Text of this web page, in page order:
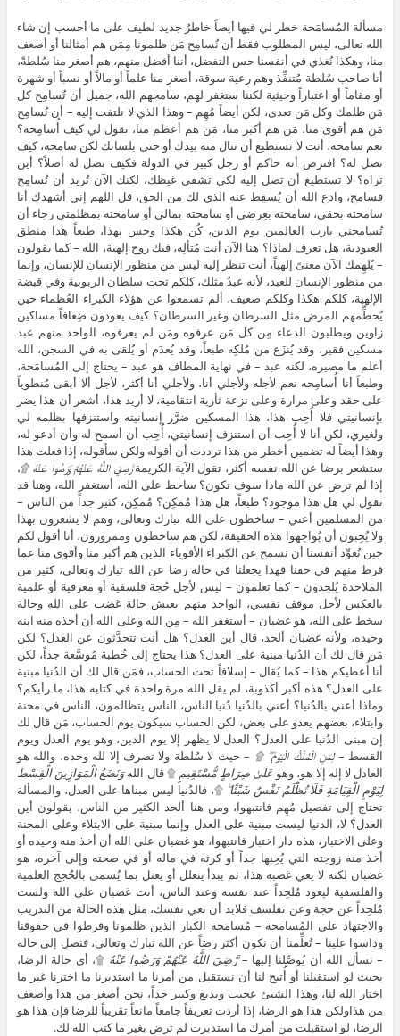
مسألة المُسامَحة خطر لي فيها أيضاً خاطرٌ جديد لطيف على ما أحسب إن شاء
الله تعالى، ليس المطلوب فقط أن نُسامِح مَن ظلمونا مِمَن هم أمثالنا أو أضعف
منا، وهكذا نُغذي في أنفسنا حس التفضل، أننا أفضل منهم، هم أصغر منا سُلطةً،
أنا صاحب سُلطة مُتنفِّذ وهم رعية سوقة، أصغر منا علماً أو مالاً أو نسباً أو شهرة
أو مقاماً أو اعتباراً وحيثية لكننا سنغفر لهم، سامحهم الله، جميل أن تُسامِح كل
مَن ظلمك وكل مَن تعدى، لكن أيضاً مُهِم – وهذا الذي لا نلتفت إليه – أن نُسامِح
مَن هم أقوى منا، مَن هم أكبر منا، مَن هم أعظم منا، تقول لي كيف أُسامِحه؟
نعم سامحه، أنت لا تستطيع أن تنال منه بيدك أو حتى بلسانك لكن سامحه، كيف
تصل له؟ افترض أنه حاكم أو رجل كبير في الدولة فكيف تصل له أصلاً؟ أين
تراه؟ لا تستطيع أن تصل إليه لكي تشفي غيظك، لكنك الآن تُريد أن تُسامِح
فسامح، وادع الله أن يُسقِط عنه الذي لك من الحق، قل اللهم إني أشهدك أنا
سامحته بحقي، سامحته بعِرضي أو سامحته بمالي أو سامحته بمظلمتي رجاء أن
تُسامحني يارب العالمين يوم الدين، كُن هكذا وحس بهذا، طبعاً هذا منطق
العبودية، هل تعرف لماذا؟ هنا الآن أنت مُتألِه، فيك روح إلهية، الله – كما يقولون
– يُلهِمك الآن معنىً إلهياً، أنت تنظر إليه ليس من منظور الإنسان للإنسان، وإنما
من منظور الإنسان للعبد، لأنه عبدٌ مثلك، كلكم تحت سلطان الربوبية وفي قبضة
الإلهية، كلكم هكذا وكلكم ضعيف، ألم تسمعوا عن هؤلاء الكبراء العُظماء حين
يُحطِّمهم المرض مثل السرطان وغير السرطان؟ كيف يعودون ضِعافاً مساكين
زاوين ويطلبون الدعاء مِن كل مَن عرفوه ومَن لم يعرفوه، الواحد منهم عبد
مسكين فقير، وقد يُنزَع من مُلكِه طبعاً، وقد يُعدَم أو يُلقى به في السجن، الله
أعلم ما مصيره، لكنه عبد – في نهاية المطاف هو عبد – يحتاج إلى المُسامَحة،
وطبعاً أنا أُسامِحه نعم لأجله ولأجلي أنا، ولأجلي أنا أكثر، لأجل ألا أبقى مُنطوياً
على حقد وعلى مرارة وعلى نزعة ثأرية انتقامية، لا أريد هذا، أشعر أن هذا يضر
بإنسانيتي فلا أُحِب هذا، هذا المسكين ضرَّر إنسانيته واستنزفها بظلمه لي
ولغيري، لكن أنا لا أُحِب أن استنزف إنسانيتي، أُحِب أن أسمح له وأن أدعو له،
وهذا أيضاً له تضمين أخطر من هذا ترددت أن أقوله ولكن سأقوله، إذا فعلت هذا
ستشعر برضا عن الله نفسه أكثر، تقول الآية الكريمةرَّضِيَ اللَّهُ عَنْهُمْ وَرَضُوا عَنْهُ ۩،
إذا لم ترض عن الله ماذا سوف تكون؟ ساخط على الله، أستغفر الله، وهنا قد
تقول لي هل هذا موجود؟ طبعاً، هل هذا مُمكِن؟ مُمكِن، كثير جداً من الناس –
من المسلمين أعني – ساخطون على الله تبارك وتعالى، وهم لا يشعرون بهذا
ولا يُحِبون أن يُواجِهوا هذه الحقيقة، لكن هم ساخطون وممرورون، أنا أقول لكم
حين نُعوِّد أنفسنا أن نسمح عن الكبراء الأقوياء الذين هم أكبر منا وأقوى منا عما
فرط منهم في حقنا فهذا يجعلنا في حالة رضا عن الله تبارك وتعالى، كثير من
الملاحدة يُلحِدون – كما تعلمون – ليس لأجل حُجة فلسفية أو معرفية أو علمية
بالعكس لأجل موقف نفسي، الواحد منهم يعيش حالة غضب على الله وحالة
سخط على الله، هو غضبان – أستغفر الله – مِن الله وعلى الله أن أخذه منه ابنه
وحيده، ولأنه غضبان ألحد، قال أين العدل؟ هل أنت تتحدَّثون عن العدل؟ لكن
مَن قال لك أن الدُنيا مبنية على العدل؟ هذا يحتاج إلى خُطبة مُوسَّعة جداً، لكن
أنا أُعطيكم هذا – كما يُقال – إسلافاً تحت الحساب، فمَن قال لك أن الدُنيا مبنية
على العدل؟ هذه أكبر أكذوبة، لم يقل الله مرة واحدة في كتابه هذا، ما رأيكم؟
وماذا أعني بالدُنيا؟ أعني بالدُنيا دُنيا الناس، الناس يتظالمون، الناس في محنة
وابتلاء، بعضهم يعدو على بعض، لكن الحساب سيكون يوم الحساب، مَن قال لك
إن مبنى الدُنيا على العدل؟ العدل لا يظهر إلا يوم الدين، وهو يوم العدل ويوم
القسط –لِمَنِ الْمُلْكُ الْيَوْمَ ۖ ۩ – حيث لا سُلطة ولا تصرف إلا لله وحده، والله هو
العادل لا إله إلا هو، وهو عَلَىٰ صِرَاطٍ مُّسْتَقِيمٍ۩ قال اللهوَنَضَعُ الْمَوَازِينَ الْقِسْطَ
لِيَوْمِ الْقِيَامَةِ فَلَا تُظْلَمُ نَفْسٌ شَيْئًا ۖ۩، فالدُنيا ليس مبناها على العدل، والمسألة
تحتاج إلى تفصيل مُهِم فانتبهوا، ومن هنا ألحد الكثير من الناس، يقولون أين
العدل؟ لا، الدنيا ليست مبنية على العدل وإنما مبنية على الابتلاء وعلى المحنة
وعلى الاختبار، هذه دار اختبار فانتبهوا، هو غضبان على الله أن أخذ منه وحيده أو
أخذ منه زوجته التي يُحِبها جداً أو كرثه في ماله أو في صحته وإلى آخره، هو
غضبان لكنه لا يعي غضبه هذا، ثم يبدأ يتعلل أو يعتل بما يُسمى بالحُجج العلمية
والفلسفية ليعود مُلحِداً عند نفسه وعند الناس، أنت غضبان على الله ولست
مُلحِداً عن حجة وعن تفلسف فلابد أن تعي نفسك، مثل هذه الحالة من التدريب
والاجتهاد على المُسامَحة – مُسامَحة الكبار الذين ظلمونا وفرطوا في حقوقنا
وداسوا علينا – تُعلِّمنا أن نكون أكثر رضاً عن الله تبارك وتعالى، فنصل إلى حالة
– نسأل الله أن يُوصِّلنا إليها –رَّضِيَ اللَّهُ عَنْهُمْ وَرَضُوا عَنْهُ ۩، أي حالة الرضا،
بحيث لو استقبلنا أو أُتيح لنا أن نستقبل من أمرنا ما استدبرنا ما اخترنا غير ما
اختار الله لنا، وهذا الشيئ عجيب وبديع وكبير جداً، نحن أصغر من هذا وأضعف
من هذاولكن هذا هو الرضا، إذا أردت تعريفاً جامعاً مانعاً تقريباً للرضا فإن هذا هو
الرضا، لو استقبلت من أمرك ما استدبرت لم ترض بغير ما كتب الله لك.